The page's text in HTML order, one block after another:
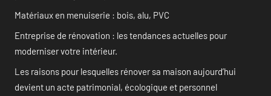
Matériaux en menuiserie : bois, alu, PVC
Entreprise de rénovation : les tendances actuelles pour
moderniser votre intérieur.
Les raisons pour lesquelles rénover sa maison aujourd’hui
devient un acte patrimonial, écologique et personnel